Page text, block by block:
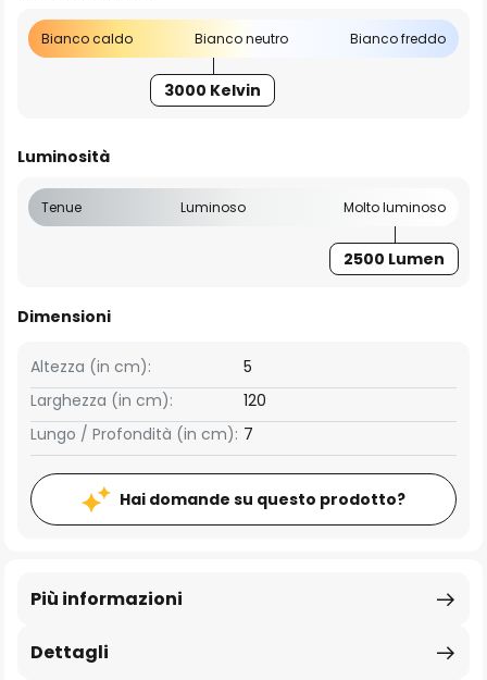
Bianco caldo Bianco neutro Bianco freddo
3000 Kelvin
Luminosità
Tenue Luminoso Molto luminoso
2500 Lumen
Dimensioni
Larghezza (in cm): 120
Altezza (in cm): 5
Lungo / Profondità (in cm): 7
Hai domande su questo prodotto?
Dettagli
Più informazioni